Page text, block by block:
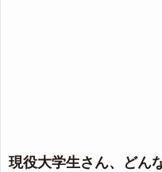
現役大学生さん、どん